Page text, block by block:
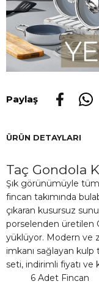
Paylaş
ÜRÜN DETAYLARI
Taç Gondola
Şık görünümüyle
fincan takımında
çıkaran kusursuz
porselenden üretilen
yüklüyor. Modern ve
imkanı sağlayan kulp
seti, indirimli fiyatı ve
6 Adet Fincan